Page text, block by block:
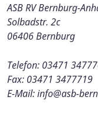
ASB RV Bernburg-
Solbadstr. 2c
06406 Bernburg
Telefon: 03471
Fax: 03471 3477719
E-Mail:info@asb-